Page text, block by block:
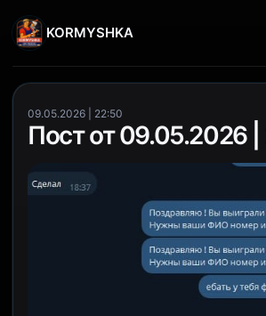
KORMYSHKA
09.05.2026 | 22:50
Пост от 09.05.2026